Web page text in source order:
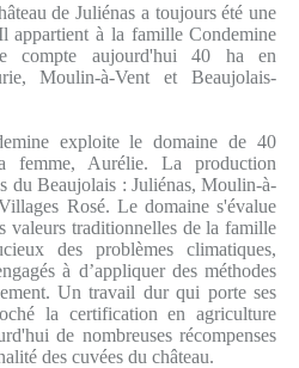
de Juliénas a toujours été une
appartient à la famille Condemine
compte aujourd'hui 40 ha en
Moulin-à-Vent et Beaujolais-
exploite le domaine de 40
femme, Aurélie. La production
du Beaujolais : Juliénas, Moulin-à-
Rosé. Le domaine s'évalue
valeurs traditionnelles de la famille
des problèmes climatiques,
à d’appliquer des méthodes
Un travail dur qui porte ses
la certification en agriculture
de nombreuses récompenses
des cuvées du château.